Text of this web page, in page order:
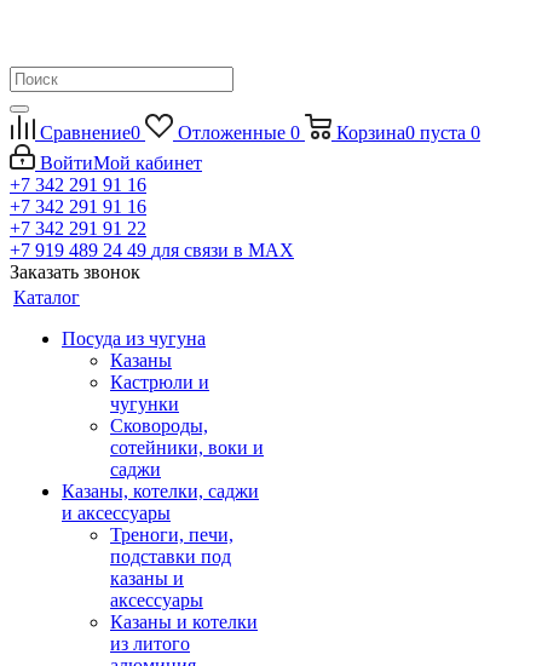
Сравнение0 Отложенные 0 Корзина0 пуста 0
ВойтиМой кабинет
+7 342 291 91 16
+7 342 291 91 16
+7 342 291 91 22
+7 919 489 24 49 для связи в МАХ
Заказать звонок
Каталог
Посуда из чугуна
Казаны
Кастрюли и
чугунки
Сковороды,
сотейники, воки и
саджи
Казаны, котелки, саджи
и аксессуары
Треноги, печи,
подставки под
казаны и
аксессуары
Казаны и котелки
из литого